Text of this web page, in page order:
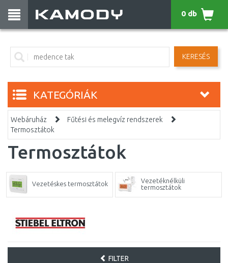
KERESÉS
0 db
KATEGÓRIÁK
Webáruház
Fűtési és melegvíz rendszerek
Termosztátok
Termosztátok
Vezetéskes termosztátok
Vezetéknélküli
termosztátok
FILTER